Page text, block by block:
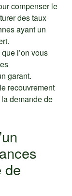
compenser le
des taux
ayant un
l’on vous
garant.
recouvrement
demande de
de